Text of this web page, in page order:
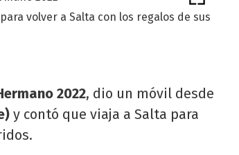
volver a Salta con los regalos de sus
2022, dio un móvil desde
y contó que viaja a Salta para